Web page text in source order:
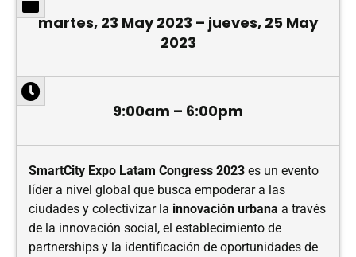
martes, 23 May 2023 – jueves, 25 May
2023
9:00am – 6:00pm
SmartCity Expo Latam Congress 2023 es un evento
líder a nivel global que busca empoderar a las
ciudades y colectivizar la innovación urbana a través
de la innovación social, el establecimiento de
partnerships y la identificación de oportunidades de